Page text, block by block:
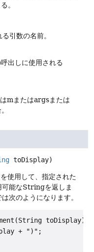
。
引数の名前。
出しに使用される
mまたはargsまたは
toDisplay)
使用して、指定された
能なStringを返しま
次のようになります。
toDisplay) {
+ ")";